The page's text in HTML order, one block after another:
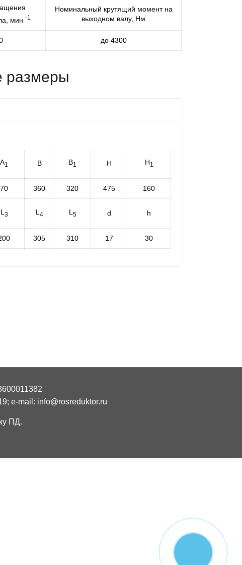
мин-1
Номинальный крутящий момент на
выходном валу, Нм
до 4300
размеры
A1 B B1 H H1
70 360 320 475 160
L 3 L 4 L 5 d h
305 310 17 30
e-mail: info@rosreduktor.ru
ПД.